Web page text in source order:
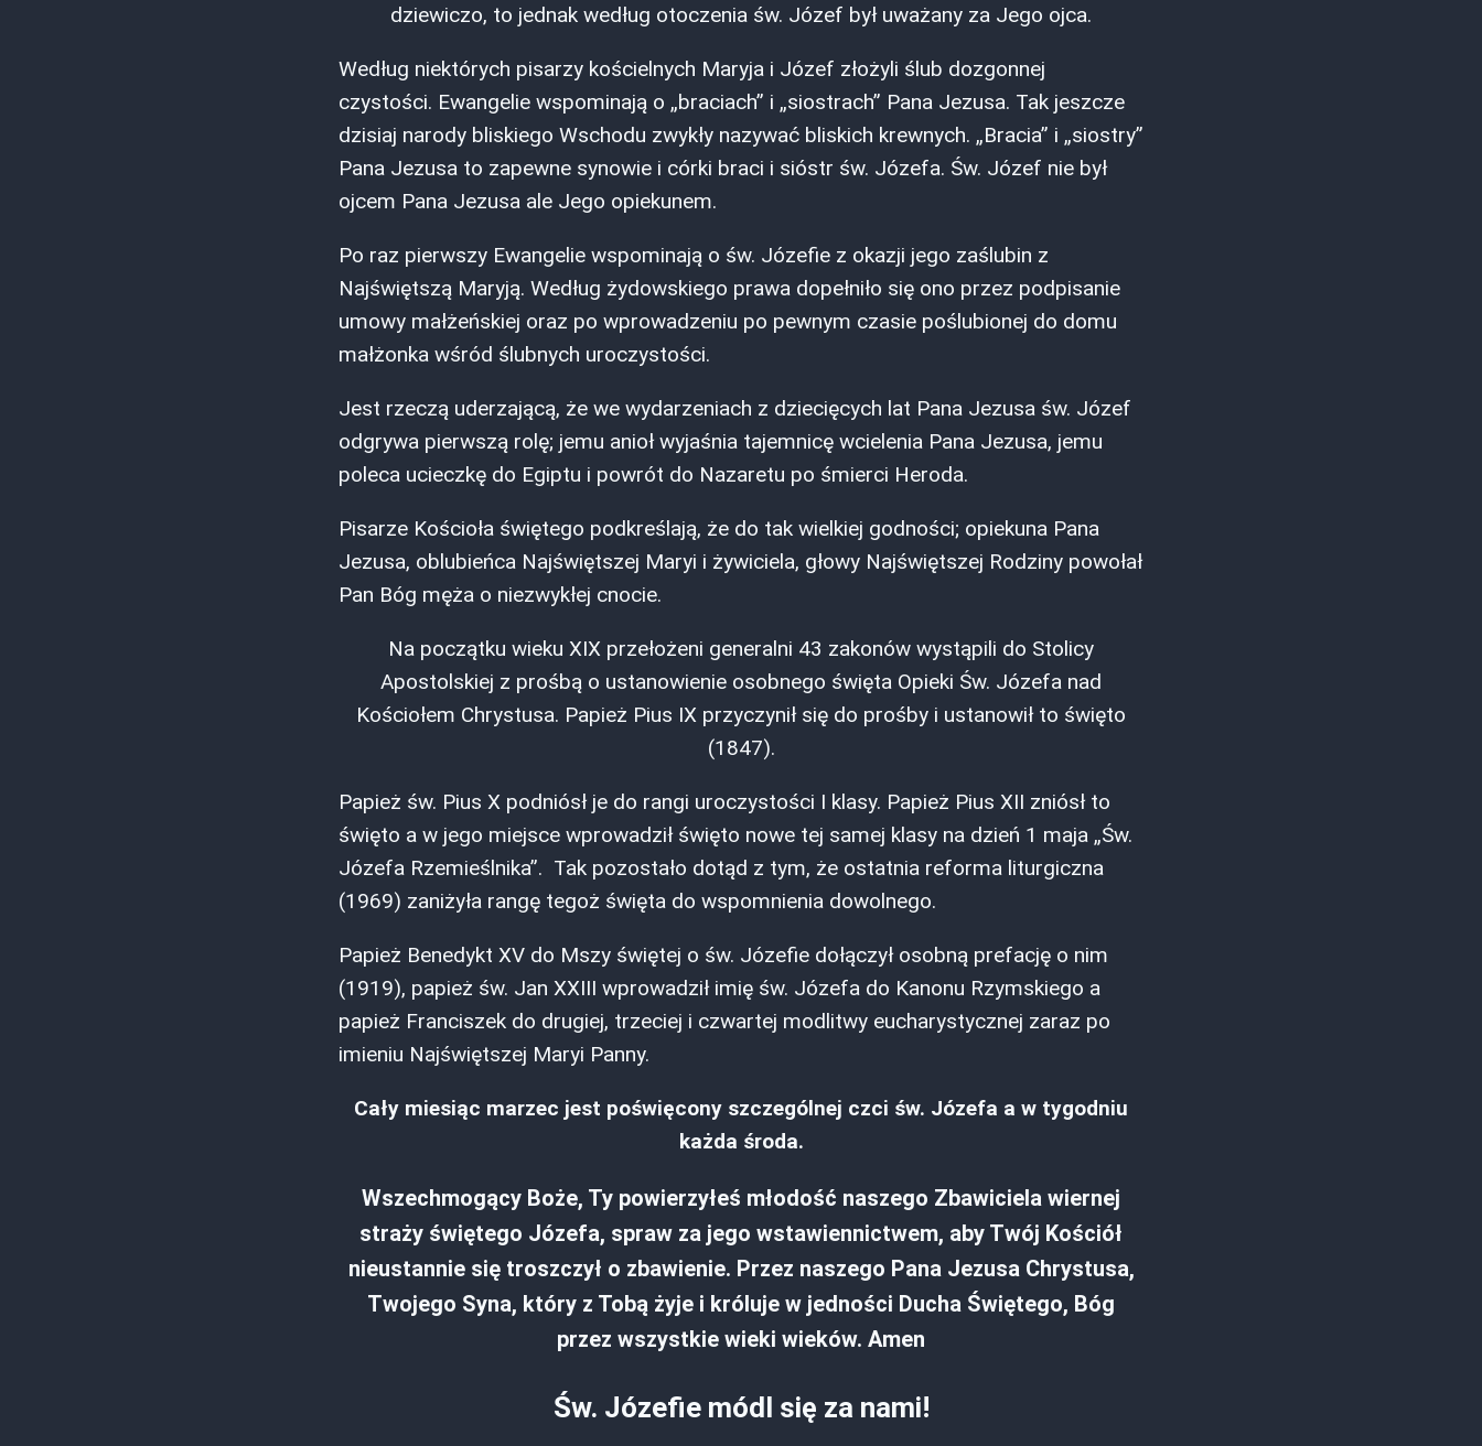
dziewiczo, to jednak według otoczenia św. Józef był uważany za Jego ojca.
Według niektórych pisarzy kościelnych Maryja i Józef złożyli ślub dozgonnej
czystości. Ewangelie wspominają o „braciach” i „siostrach” Pana Jezusa. Tak jeszcze
dzisiaj narody bliskiego Wschodu zwykły nazywać bliskich krewnych. „Bracia” i „siostry”
Pana Jezusa to zapewne synowie i córki braci i sióstr św. Józefa. Św. Józef nie był
ojcem Pana Jezusa ale Jego opiekunem.
Po raz pierwszy Ewangelie wspominają o św. Józefie z okazji jego zaślubin z
Najświętszą Maryją. Według żydowskiego prawa dopełniło się ono przez podpisanie
umowy małżeńskiej oraz po wprowadzeniu po pewnym czasie poślubionej do domu
małżonka wśród ślubnych uroczystości.
Jest rzeczą uderzającą, że we wydarzeniach z dziecięcych lat Pana Jezusa św. Józef
odgrywa pierwszą rolę; jemu anioł wyjaśnia tajemnicę wcielenia Pana Jezusa, jemu
poleca ucieczkę do Egiptu i powrót do Nazaretu po śmierci Heroda.
Pisarze Kościoła świętego podkreślają, że do tak wielkiej godności; opiekuna Pana
Jezusa, oblubieńca Najświętszej Maryi i żywiciela, głowy Najświętszej Rodziny powołał
Pan Bóg męża o niezwykłej cnocie.
Na początku wieku XIX przełożeni generalni 43 zakonów wystąpili do Stolicy
Apostolskiej z prośbą o ustanowienie osobnego święta Opieki Św. Józefa nad
Kościołem Chrystusa. Papież Pius IX przyczynił się do prośby i ustanowił to święto
(1847).
Papież św. Pius X podniósł je do rangi uroczystości I klasy. Papież Pius XII zniósł to
święto a w jego miejsce wprowadził święto nowe tej samej klasy na dzień 1 maja „Św.
Józefa Rzemieślnika”. Tak pozostało dotąd z tym, że ostatnia reforma liturgiczna
(1969) zaniżyła rangę tegoż święta do wspomnienia dowolnego.
Papież Benedykt XV do Mszy świętej o św. Józefie dołączył osobną prefację o nim
(1919), papież św. Jan XXIII wprowadził imię św. Józefa do Kanonu Rzymskiego a
papież Franciszek do drugiej, trzeciej i czwartej modlitwy eucharystycznej zaraz po
imieniu Najświętszej Maryi Panny.
Cały miesiąc marzec jest poświęcony szczególnej czci św. Józefa a w tygodniu
każda środa.
Wszechmogący Boże, Ty powierzyłeś młodość naszego Zbawiciela wiernej
straży świętego Józefa, spraw za jego wstawiennictwem, aby Twój Kościół
nieustannie się troszczył o zbawienie. Przez naszego Pana Jezusa Chrystusa,
Twojego Syna, który z Tobą żyje i króluje w jedności Ducha Świętego, Bóg
przez wszystkie wieki wieków. Amen
Św. Józefie módl się za nami!